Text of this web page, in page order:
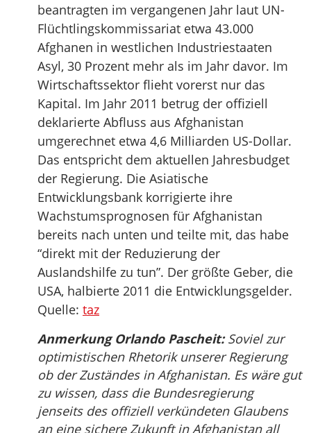
beantragten im vergangenen Jahr laut UN-
Flüchtlingskommissariat etwa 43.000
Afghanen in westlichen Industriestaaten
Asyl, 30 Prozent mehr als im Jahr davor. Im
Wirtschaftssektor flieht vorerst nur das
Kapital. Im Jahr 2011 betrug der offiziell
deklarierte Abfluss aus Afghanistan
umgerechnet etwa 4,6 Milliarden US-Dollar.
Das entspricht dem aktuellen Jahresbudget
der Regierung. Die Asiatische
Entwicklungsbank korrigierte ihre
Wachstumsprognosen für Afghanistan
bereits nach unten und teilte mit, das habe
“direkt mit der Reduzierung der
Auslandshilfe zu tun”. Der größte Geber, die
USA, halbierte 2011 die Entwicklungsgelder.
Quelle: taz
Anmerkung Orlando Pascheit:Soviel zur
optimistischen Rhetorik unserer Regierung
ob der Zuständes in Afghanistan. Es wäre gut
zu wissen, dass die Bundesregierung
jenseits des offiziell verkündeten Glaubens
an eine sichere Zukunft in Afghanistan all